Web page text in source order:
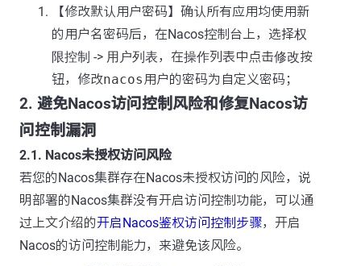
【修改默认用户密码】确认所有应用均使用新
的用户名密码后，在Nacos控制台上，选择权
限控制 -> 用户列表，在操作列表中点击修改按
钮，修改nacos用户的密码为自定义密码；
2. 避免Nacos访问控制风险和修复Nacos访
问控制漏洞
2.1. Nacos未授权访问风险
若您的Nacos集群存在Nacos未授权访问的风险，说
明部署的Nacos集群没有开启访问控制功能，可以通
过上文介绍的开启Nacos鉴权访问控制步骤，开启
Nacos的访问控制能力，来避免该风险。